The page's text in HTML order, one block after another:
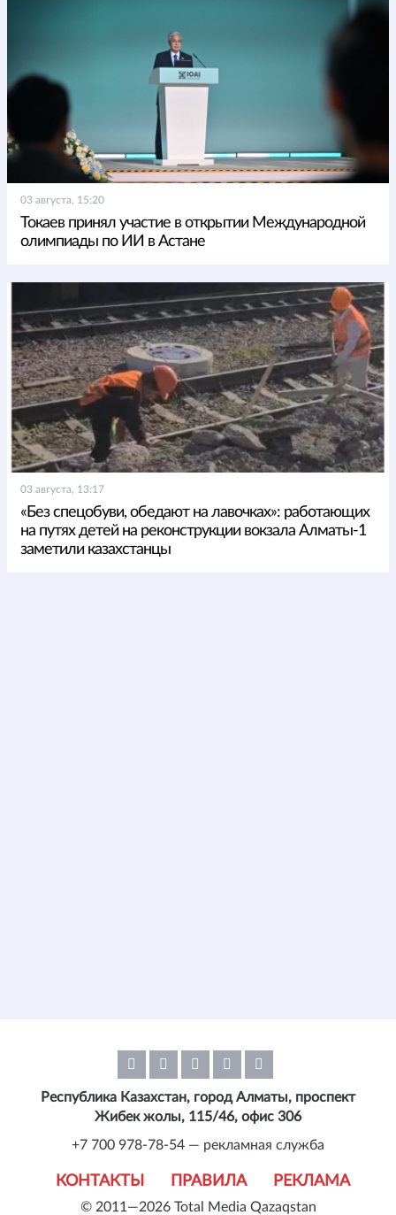
03 августа, 15:20
Токаев принял участие в открытии Международной
олимпиады по ИИ в Астане
03 августа, 13:17
«Без спецобуви, обедают на лавочках»: работающих
на путях детей на реконструкции вокзала Алматы-1
заметили казахстанцы
© 2011—2026 Total Media Qazaqstan
КОНТАКТЫ ПРАВИЛА РЕКЛАМА
Республика Казахстан, город Алматы, проспект
Жибек жолы, 115/46, офис 306
+7 700 978-78-54 — рекламная служба